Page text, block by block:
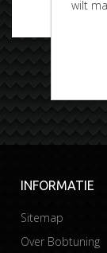
INFORMATIE
Sitemap
Over Bobtuning
wilt